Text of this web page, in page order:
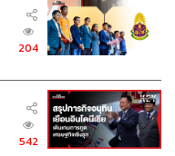
204
542